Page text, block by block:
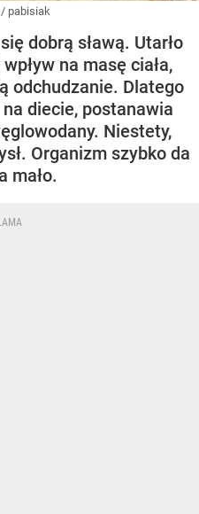
/ pabisiak
dobrą sławą. Utarło
na masę ciała,
odchudzanie. Dlatego
diecie, postanawia
Niestety,
Organizm szybko da
mało.